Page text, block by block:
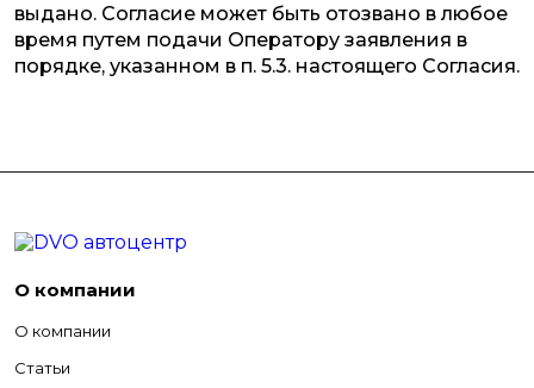
выдано. Согласие может быть отозвано в любое
время путем подачи Оператору заявления в
порядке, указанном в п. 5.3. настоящего Согласия.
О компании
О компании
Статьи